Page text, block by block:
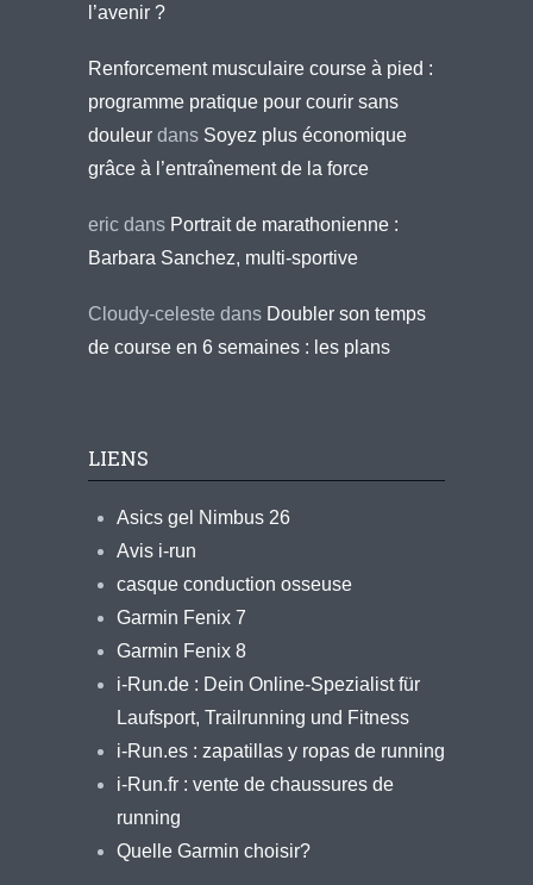
l’avenir ?
Renforcement musculaire course à pied :
programme pratique pour courir sans
douleur dans Soyez plus économique
grâce à l’entraînement de la force
eric dans Portrait de marathonienne :
Barbara Sanchez, multi-sportive
Cloudy-celeste dans Doubler son temps
de course en 6 semaines : les plans
LIENS
Asics gel Nimbus 26
Avis i-run
casque conduction osseuse
Garmin Fenix 7
Garmin Fenix 8
i-Run.de : Dein Online-Spezialist für
Laufsport, Trailrunning und Fitness
i-Run.es : zapatillas y ropas de running
i-Run.fr : vente de chaussures de
running
Quelle Garmin choisir?